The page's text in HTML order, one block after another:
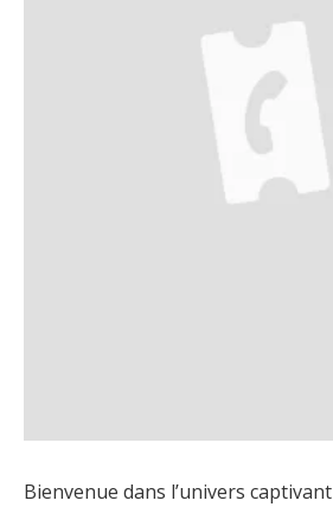
Bienvenue dans l’univers captivant